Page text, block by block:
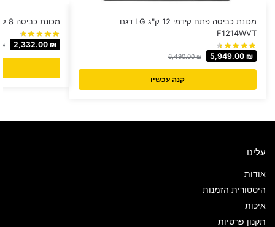
מכונת כביסה ‏פתח קידמי 12 ‏ק"ג LG דגם
F1214WVT
6,490.00₪ 5,949.00 ₪
קנה עכשיו
מכונת כביסה 8 ק"ג Bosch דגם WAN2427KPL
₪ 2,332.00 ₪
עלינו
אודות
היסטורית הזמנות
איכות
תקנון פרטיות